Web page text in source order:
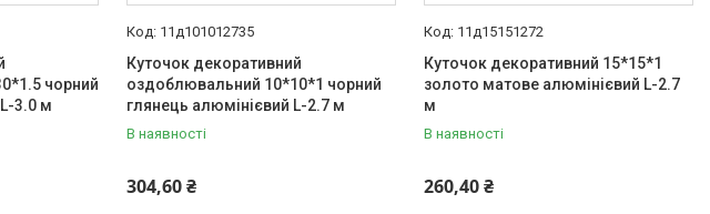
чорний
3.0 м
11д101012735
Куточок декоративний
оздоблювальний 10*10*1 чорний
глянець алюмінієвий L-2.7 м
В наявності
304,60 ₴
11д15151272
Куточок декоративний 15*15*1
золото матове алюмінієвий L-2.7
м
В наявності
260,40 ₴